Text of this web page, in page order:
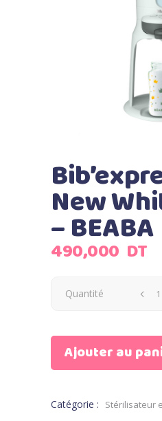
New
– BEABA
490,000 DT
Quantité
Ajouter au
Catégorie : Stérilisateur